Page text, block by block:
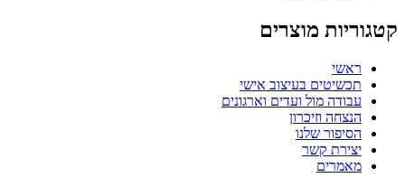
קטגוריות מוצרים
ראשי
תכשיטים בעיצוב אישי
עבודה מול ועדים וארגונים
הנצחה וזיכרון
הסיפור שלנו
יצירת קשר
מאמרים